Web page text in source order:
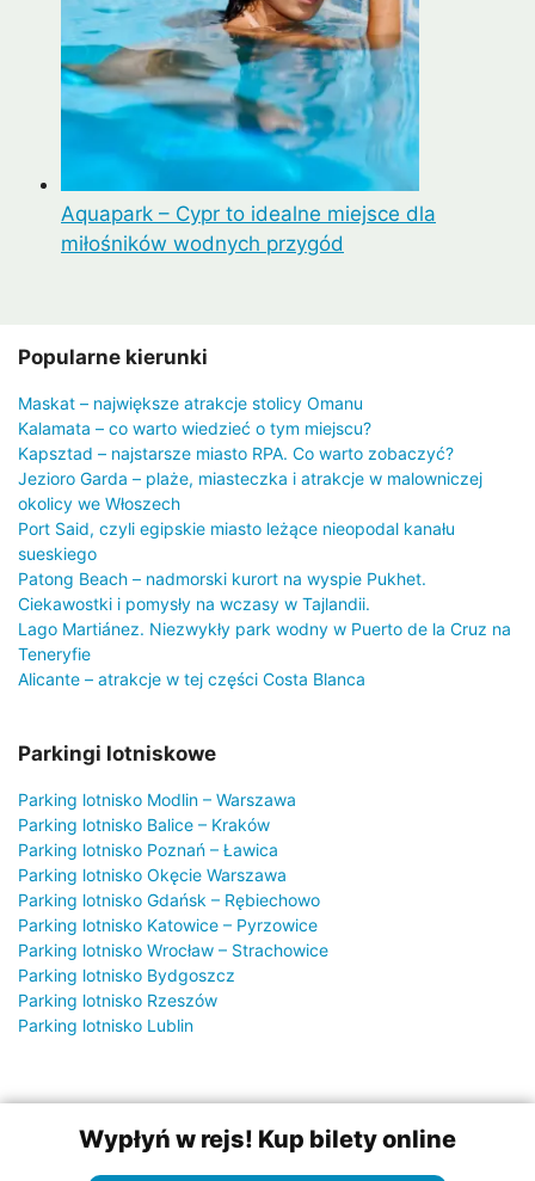
Aquapark – Cypr to idealne miejsce dla
miłośników wodnych przygód
Popularne kierunki
Maskat – największe atrakcje stolicy Omanu
Kalamata – co warto wiedzieć o tym miejscu?
Kapsztad – najstarsze miasto RPA. Co warto zobaczyć?
Jezioro Garda – plaże, miasteczka i atrakcje w malowniczej
okolicy we Włoszech
Port Said, czyli egipskie miasto leżące nieopodal kanału
sueskiego
Patong Beach – nadmorski kurort na wyspie Pukhet.
Ciekawostki i pomysły na wczasy w Tajlandii.
Lago Martiánez. Niezwykły park wodny w Puerto de la Cruz na
Teneryfie
Alicante – atrakcje w tej części Costa Blanca
Parkingi lotniskowe
Parking lotnisko Modlin – Warszawa
Parking lotnisko Balice – Kraków
Parking lotnisko Poznań – Ławica
Parking lotnisko Okęcie Warszawa
Parking lotnisko Gdańsk – Rębiechowo
Parking lotnisko Katowice – Pyrzowice
Parking lotnisko Wrocław – Strachowice
Parking lotnisko Bydgoszcz
Parking lotnisko Rzeszów
Parking lotnisko Lublin
Wypłyń w rejs! Kup bilety online